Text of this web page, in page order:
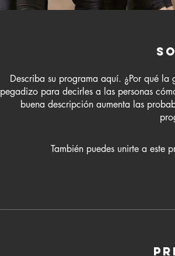
Describa su programa aquí. ¿Por qué la
pegadizo para decirles a las personas
buena descripción aumenta las
También puedes unirte a este